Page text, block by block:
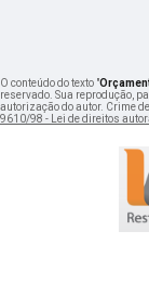
O conteúdo do texto "
reservado. Sua reprodução,
autorização do autor. Crime
9610/98 - Lei de direitos